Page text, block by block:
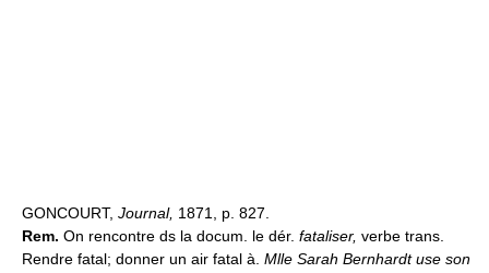
GONCOURT, Journal, 1871, p. 827.
Rem. On rencontre ds la docum. le dér. fataliser, verbe trans.
Rendre fatal; donner un air fatal à. Mlle Sarah Bernhardt use son